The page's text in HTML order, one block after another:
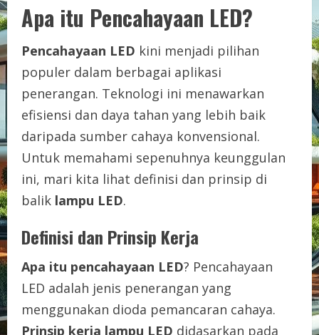
Apa itu Pencahayaan LED?
Pencahayaan LED kini menjadi pilihan
populer dalam berbagai aplikasi
penerangan. Teknologi ini menawarkan
efisiensi dan daya tahan yang lebih baik
daripada sumber cahaya konvensional.
Untuk memahami sepenuhnya keunggulan
ini, mari kita lihat definisi dan prinsip di
balik lampu LED.
Definisi dan Prinsip Kerja
Apa itu pencahayaan LED? Pencahayaan
LED adalah jenis penerangan yang
menggunakan dioda pemancaran cahaya.
Prinsip kerja lampu LED didasarkan pada